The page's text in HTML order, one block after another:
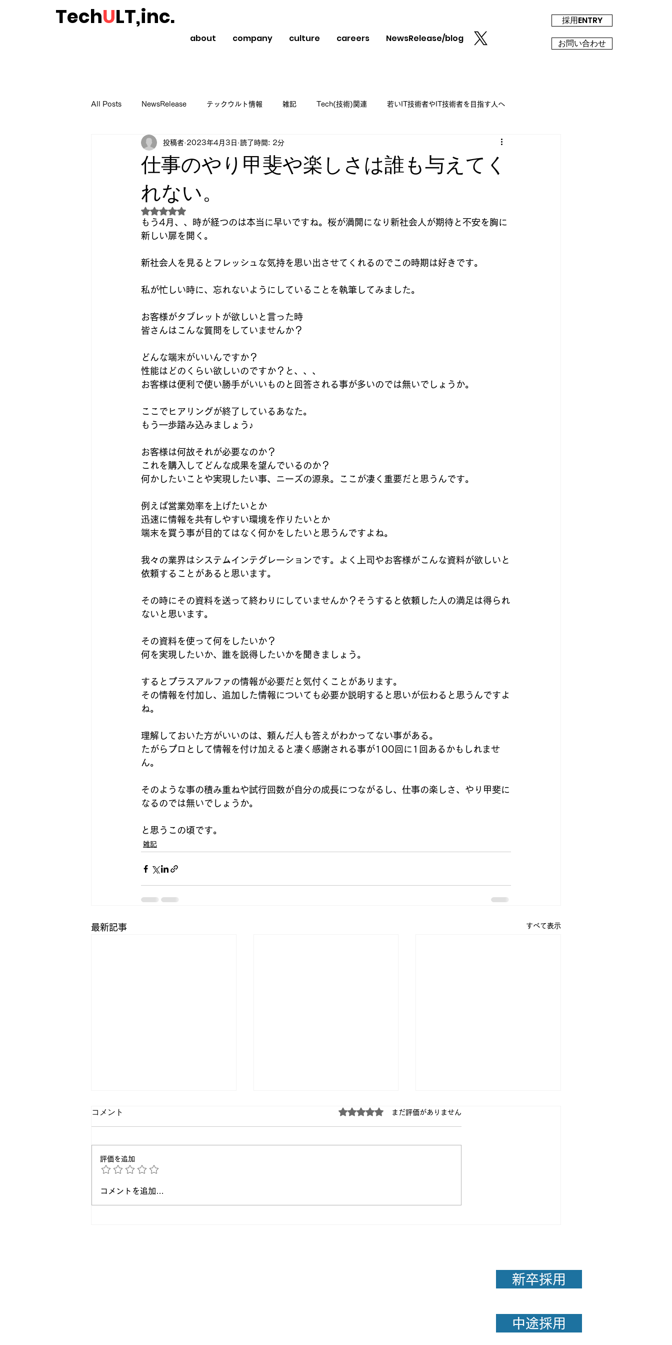
TechULT,inc.
about company culture careers NewsRelease/blog
採用ENTRY
お問い合わせ
All Posts NewsRelease テックウルト情報 雑記 Tech(技術)関連 若いIT技術者やIT技術者を目指す人へ
起業や副業のススメ 読書のススメ
仕事のやり甲斐や楽しさは誰も与えてく
れない。
投稿者 2023年4月3日 読了時間: 2分
5つ星のうちNaNと評価されています。
もう4月、、時が経つのは本当に早いですね。桜が満開になり新社会人が期待と不安を胸に
新しい扉を開く。
新社会人を見るとフレッシュな気持を思い出させてくれるのでこの時期は好きです。
私が忙しい時に、忘れないようにしていることを執筆してみました。
お客様がタブレットが欲しいと言った時
皆さんはこんな質問をしていませんか？
どんな端末がいいんですか？
性能はどのくらい欲しいのですか？と、、、
お客様は便利で使い勝手がいいものと回答される事が多いのでは無いでしょうか。
ここでヒアリングが終了しているあなた。
もう一歩踏み込みましょう♪
お客様は何故それが必要なのか？
これを購入してどんな成果を望んでいるのか？
何かしたいことや実現したい事、ニーズの源泉。ここが凄く重要だと思うんです。
例えば営業効率を上げたいとか
迅速に情報を共有しやすい環境を作りたいとか
端末を買う事が目的てはなく何かをしたいと思うんですよね。
我々の業界はシステムインテグレーションです。よく上司やお客様がこんな資料が欲しいと
依頼することがあると思います。
その時にその資料を送って終わりにしていませんか？そうすると依頼した人の満足は得られ
ないと思います。
その資料を使って何をしたいか？
何を実現したいか、誰を説得したいかを聞きましょう。
するとプラスアルファの情報が必要だと気付くことがあります。
その情報を付加し、追加した情報についても必要か説明すると思いが伝わると思うんですよ
ね。
理解しておいた方がいいのは、頼んだ人も答えがわかってない事がある。
たがらプロとして情報を付け加えると凄く感謝される事が100回に1回あるかもしれませ
ん。
そのような事の積み重ねや試行回数が自分の成長につながるし、仕事の楽しさ、やり甲斐に
なるのでは無いでしょうか。
と思うこの頃です。
雑記
最新記事 すべて表示
正論よりも大切なこと。相手
が動き出すコミュニケーショ
「AI組織」になる？
い理由
コメント 5つ星のうち0と評価されています。
まだ評価がありません
評価を追加
コメントを追加…
新卒採用
中途採用